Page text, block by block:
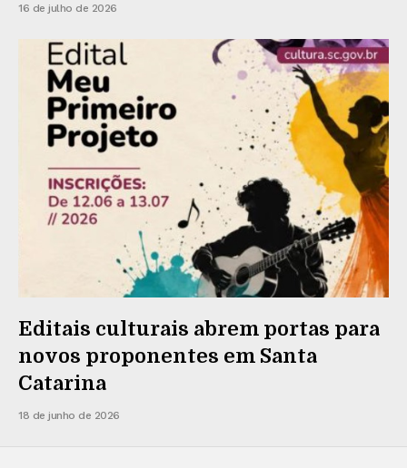
16 de julho de 2026
Editais culturais abrem portas para
novos proponentes em Santa
Catarina
18 de junho de 2026